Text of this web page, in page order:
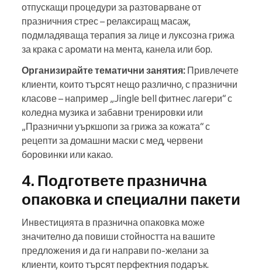
отпускащи процедури за разтоварване от
празничния стрес – релаксиращ масаж,
подмладяваща терапия за лице и луксозна грижа
за крака с аромати на мента, канела или бор.
Организирайте тематични занятия: Привлечете
клиенти, които търсят нещо различно, с празнични
класове – например „Jingle bell фитнес лагери“ с
коледна музика и забавни тренировки или
„Празнични уъркшопи за грижа за кожата“ с
рецепти за домашни маски с мед, червени
боровинки или какао.
4. Подгответе празнична
опаковка и специални пакети
Инвестицията в празнична опаковка може
значително да повиши стойността на вашите
предложения и да ги направи по-желани за
клиенти, които търсят перфектния подарък.